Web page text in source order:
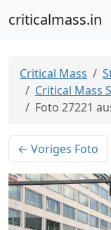
criticalmass.in
Critical Mass
Critical Mass
Foto 27221
← Voriges Foto